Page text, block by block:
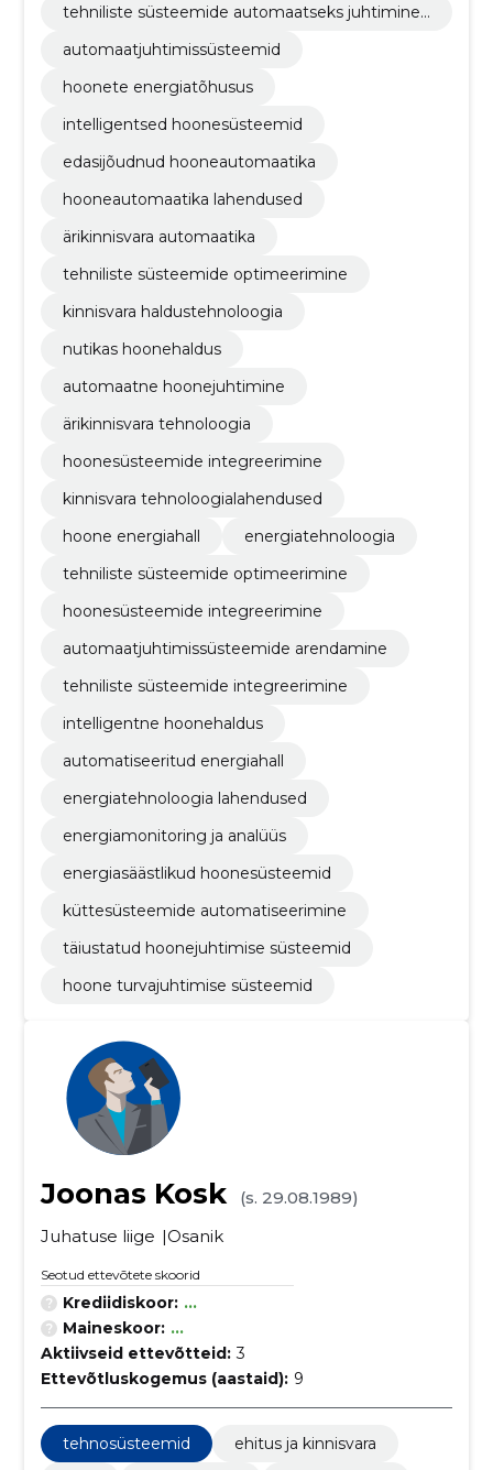
tehniliste süsteemide automaatseks juhtimine j
automaatjuhtimissüsteemid
hoonete energiatõhusus
intelligentsed hoonesüsteemid
edasijõudnud hooneautomaatika
hooneautomaatika lahendused
ärikinnisvara automaatika
tehniliste süsteemide optimeerimine
kinnisvara haldustehnoloogia
nutikas hoonehaldus
automaatne hoonejuhtimine
ärikinnisvara tehnoloogia
hoonesüsteemide integreerimine
kinnisvara tehnoloogialahendused
hoone energiahall
energiatehnoloogia
tehniliste süsteemide optimeerimine
hoonesüsteemide integreerimine
automaatjuhtimissüsteemide arendamine
tehniliste süsteemide integreerimine
intelligentne hoonehaldus
automatiseeritud energiahall
energiatehnoloogia lahendused
energiamonitoring ja analüüs
energiasäästlikud hoonesüsteemid
küttesüsteemide automatiseerimine
täiustatud hoonejuhtimise süsteemid
hoone turvajuhtimise süsteemid
Joonas Kosk
(s. 29.08.1989)
Juhatuse liige
Osanik
Seotud ettevõtete skoorid
Krediidiskoor: ...
Maineskoor: ...
Aktiivseid ettevõtteid: 3
Ettevõtluskogemus (aastaid): 9
tehnosüsteemid
ehitus ja kinnisvara